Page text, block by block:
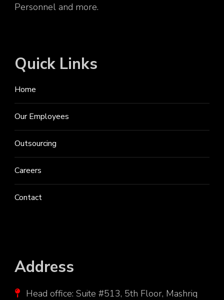
Personnel and more.
Quick Links
Home
Our Employees
Outsourcing
Careers
Contact
Address
Head office: Suite #513, 5th Floor, Mashriq